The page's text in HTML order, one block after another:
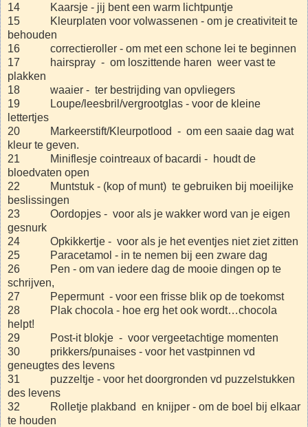
14 Kaarsje - jij bent een warm lichtpuntje
15 Kleurplaten voor volwassenen - om je creativiteit te
behouden
16 correctieroller - om met een schone lei te beginnen
17 hairspray - om loszittende haren weer vast te
plakken
18 waaier - ter bestrijding van opvliegers
19 Loupe/leesbril/vergrootglas - voor de kleine
lettertjes
20 Markeerstift/Kleurpotlood - om een saaie dag wat
kleur te geven.
21 Miniflesje cointreaux of bacardi - houdt de
bloedvaten open
22 Muntstuk - (kop of munt) te gebruiken bij moeilijke
beslissingen
23 Oordopjes - voor als je wakker word van je eigen
gesnurk
24 Opkikkertje - voor als je het eventjes niet ziet zitten
25 Paracetamol - in te nemen bij een zware dag
26 Pen - om van iedere dag de mooie dingen op te
schrijven,
27 Pepermunt - voor een frisse blik op de toekomst
28 Plak chocola - hoe erg het ook wordt…chocola
helpt!
29 Post-it blokje - voor vergeetachtige momenten
30 prikkers/punaises - voor het vastpinnen vd
geneugtes des levens
31 puzzeltje - voor het doorgronden vd puzzelstukken
des levens
32 Rolletje plakband en knijper - om de boel bij elkaar
te houden